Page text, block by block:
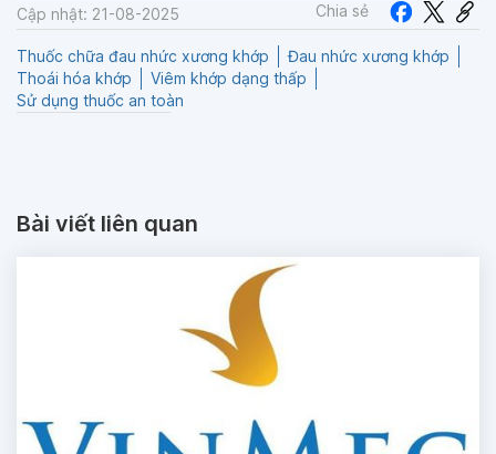
Cập nhật: 21-08-2025 Chia sẻ
Thuốc chữa đau nhức xương khớp
Đau nhức xương khớp
Thoái hóa khớp
Viêm khớp dạng thấp
Sử dụng thuốc an toàn
Bài viết liên quan